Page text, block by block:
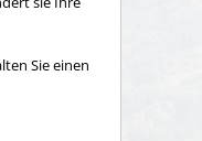
Sie einen